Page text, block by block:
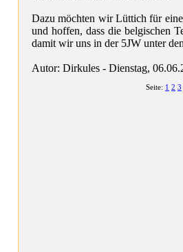
Dazu möchten wir Lüttich für
und hoffen, dass die belgischen
damit wir uns in der 5JW unter
Autor: Dirkules - Dienstag,
Seite: 1 2 3